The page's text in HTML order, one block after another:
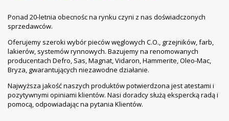
Ponad 20-letnia obecnośc na rynku czyni z nas doświadczonych
sprzedawców.
Oferujemy szeroki wybór pieców węglowych C.O., grzejników, farb,
lakierów, systemów rynnowych. Bazujemy na renomowanych
producentach Defro, Sas, Magnat, Vidaron, Hammerite, Oleo-Mac,
Bryza, gwarantujących niezawodne działanie.
Najwyższa jakość naszych produktów potwierdzona jest atestami i
pozytywnymi opiniami klientów. Nasi doradcy służą ekspercką radą i
pomocą, odpowiadając na pytania Klientów.